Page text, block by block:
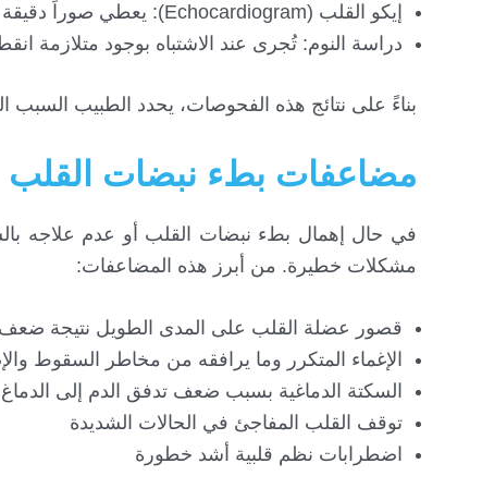
إيكو القلب (Echocardiogram): يعطي صوراً دقيقة لبنية القلب وحركته، ويساعد في اكتشاف العيوب القلبية.
دراسة النوم: تُجرى عند الاشتباه بوجود متلازمة
بناءً على نتائج هذه الفحوصات، يحدد الطبيب السبب
مضاعفات بطء نبضات القلب
في حال إهمال بطء نبضات القلب أو عدم علاجه
مشكلات خطيرة. من أبرز هذه المضاعفات:
قصور عضلة القلب على المدى الطويل نتيجة
الإغماء المتكرر وما يرافقه من مخاطر السقوط
السكتة الدماغية بسبب ضعف تدفق الدم إلى الدماغ
توقف القلب المفاجئ في الحالات الشديدة
اضطرابات نظم قلبية أشد خطورة